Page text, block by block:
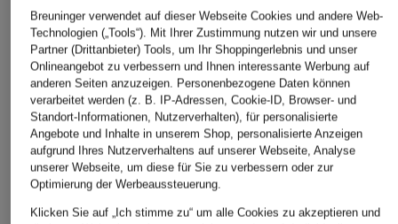
Breuninger verwendet auf dieser Webseite Cookies und andere Web-
Technologien („Tools“). Mit Ihrer Zustimmung nutzen wir und unsere
Partner (Drittanbieter) Tools, um Ihr Shoppingerlebnis und unser
Onlineangebot zu verbessern und Ihnen interessante Werbung auf
anderen Seiten anzuzeigen. Personenbezogene Daten können
verarbeitet werden (z. B. IP-Adressen, Cookie-ID, Browser- und
Standort-Informationen, Nutzerverhalten), für personalisierte
Angebote und Inhalte in unserem Shop, personalisierte Anzeigen
aufgrund Ihres Nutzerverhaltens auf unserer Webseite, Analyse
unserer Webseite, um diese für Sie zu verbessern oder zur
Optimierung der Werbeaussteuerung.
Klicken Sie auf „Ich stimme zu“ um alle Cookies zu akzeptieren und